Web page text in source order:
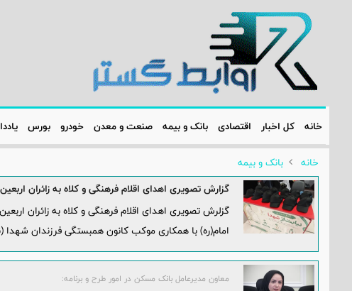
خانه کل اخبار اقتصادی بانک و بیمه صنعت و معدن خودرو بورس
خانه
بانک و بیمه
گزارش تصویری اهدای اقلام فرهنگی و کلاه به زائران
گزلرش تصویری اهدای اقلام فرهنگی و کلاه به زائران
امام(ره) با همکاری موکب کانون همبستگی فرزندان شهدا
معاون مدیرعامل بانک مسکن در امور طرح و برنامه: